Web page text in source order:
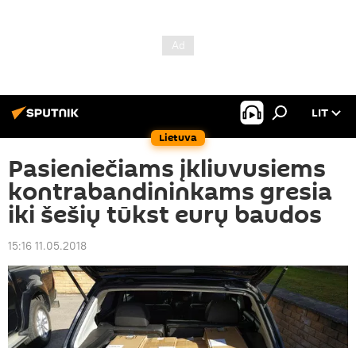
Lietuva
LIT
Pasieniečiams įkliuvusiems
kontrabandininkams gresia
iki šešių tūkst eurų baudos
15:16 11.05.2018